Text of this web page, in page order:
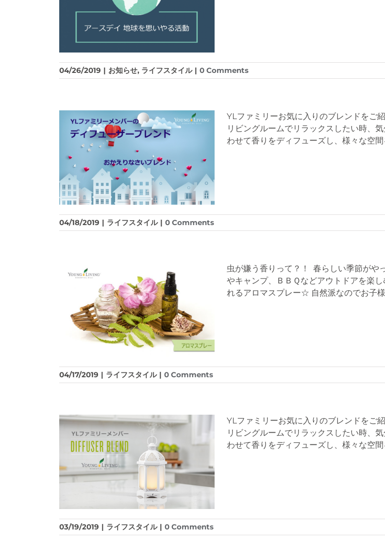
04/26/2019 | お知らせ, ライフスタイル | 0 Comments
YLファミリーお気に入りのブレンドをご
リビングルームでリラックスしたい時、
わせて香りをディフューズし、様々な空
04/18/2019 | ライフスタイル | 0 Comments
虫が嫌う香りって？！ 春らしい季節がや
やキャンプ、ＢＢＱなどアウトドアを楽
れるアロマスプレー☆ 自然派なのでお子
04/17/2019 | ライフスタイル | 0 Comments
YLファミリーお気に入りのブレンドをご
リビングルームでリラックスしたい時、
わせて香りをディフューズし、様々な空
03/19/2019 | ライフスタイル | 0 Comments